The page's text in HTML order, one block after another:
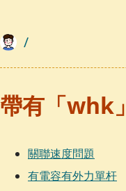
/
帶有「whk
關聯速度問題
有電容有外力單杆